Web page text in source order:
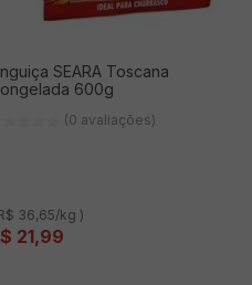
SEARA Toscana
600g
(0 avaliações)
36,65/kg )
21,99